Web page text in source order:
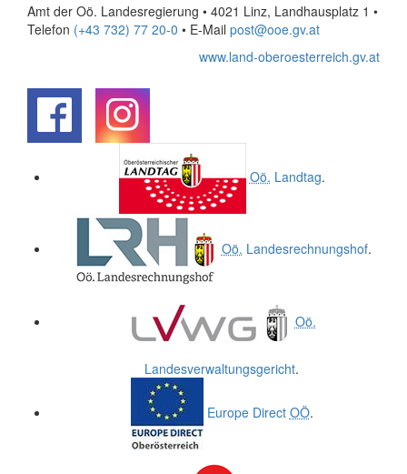
Amt der Oö. Landesregierung • 4021 Linz, Landhausplatz 1 •
Telefon (+43 732) 77 20-0 • E-Mail post@ooe.gv.at
www.land-oberoesterreich.gv.at
Oö. Landtag.
Oö. Landesrechnungshof.
Oö.
Landesverwaltungsgericht.
Europe Direct OÖ.